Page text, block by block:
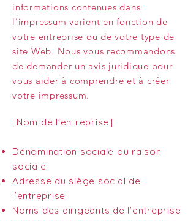
informations contenues dans
l’impressum varient en fonction de
votre entreprise ou de votre type de
site Web. Nous vous recommandons
de demander un avis juridique pour
vous aider à comprendre et à créer
votre impressum.
[Nom de l'entreprise]
Dénomination sociale ou raison
sociale
Adresse du siège social de
l’entreprise
Noms des dirigeants de l’entreprise